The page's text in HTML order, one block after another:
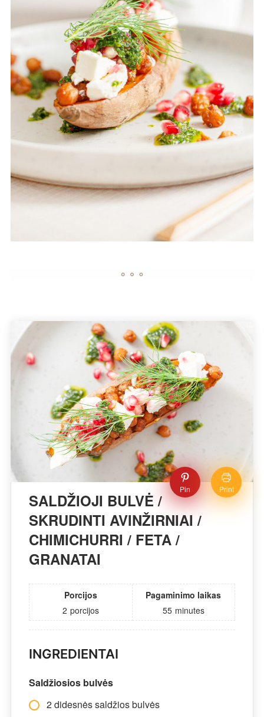
Pin Print
SALDŽIOJI BULVĖ /
SKRUDINTI AVINŽIRNIAI /
CHIMICHURRI / FETA /
GRANATAI
Porcijos
2 porcijos
Pagaminimo laikas
55 minutes
INGREDIENTAI
Saldžiosios bulvės
2 didesnės saldžios bulvės